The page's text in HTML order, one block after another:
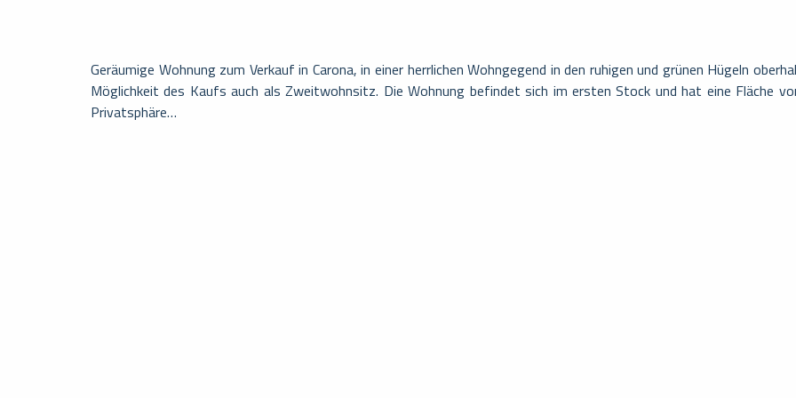
Geräumige Wohnung zum Verkauf in Carona, in einer herrlichen Wohngegend in den ruhigen und grünen Hügeln
Möglichkeit des Kaufs auch als Zweitwohnsitz. Die Wohnung befindet sich im ersten Stock und hat eine Fläche
Privatsphäre…